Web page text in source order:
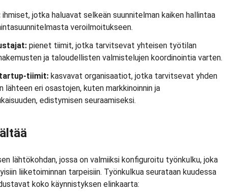
ihmiset, jotka haluavat selkeän suunnitelman kaiken hallintaa
veroilmoitukseen.
pienet tiimit, jotka tarvitsevat yhteisen työtilan
ja taloudellisten valmistelujen koordinointia varten.
tiimit: kasvavat organisaatiot, jotka tarvitsevat yhden
lähteen eri osastojen, kuten markkinoinnin ja
edistymisen seuraamiseksi.
lähtökohdan, jossa on valmiiksi konfiguroitu työnkulku, joka
liiketoiminnan tarpeisiin. Työnkulkua seurataan kuudessa
koko käynnistyksen elinkaarta: